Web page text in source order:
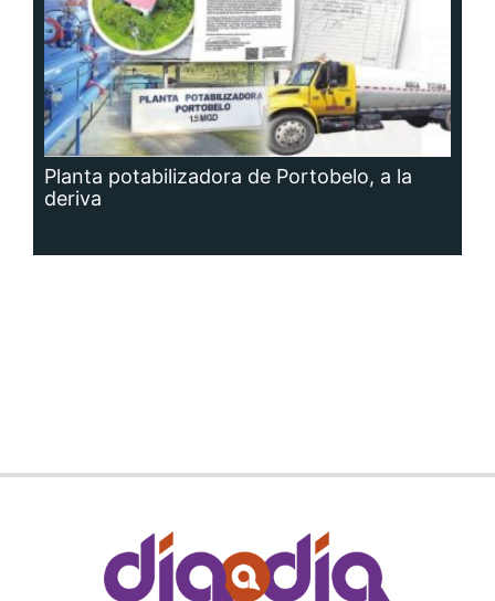
Planta potabilizadora de Portobelo, a la
deriva